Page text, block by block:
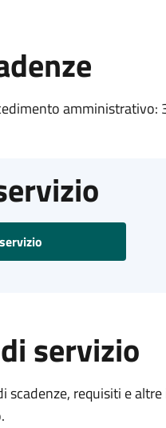
amministrativo:
servizio
scadenze, requisiti e